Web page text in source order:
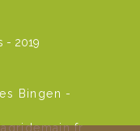
- 2019
Bingen -